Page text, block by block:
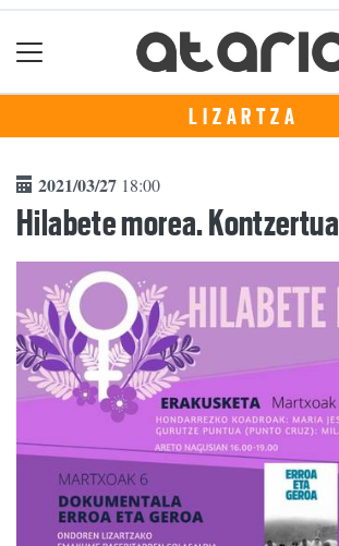
LIZARTZA
2021/03/27 18:00
Hilabete morea. Kontzertua